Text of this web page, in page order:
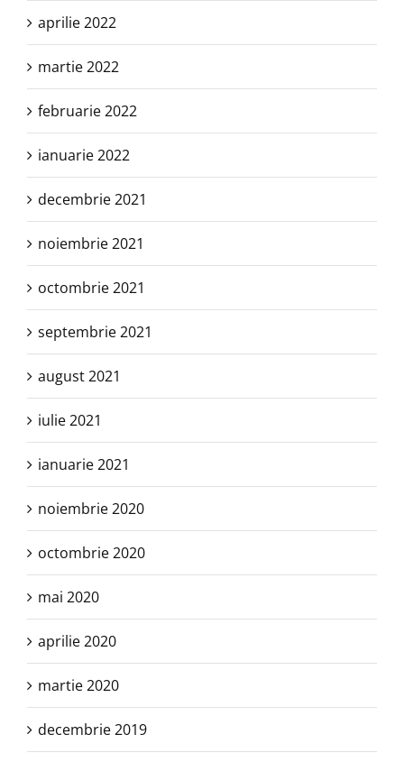
aprilie 2022
martie 2022
februarie 2022
ianuarie 2022
decembrie 2021
noiembrie 2021
octombrie 2021
septembrie 2021
august 2021
iulie 2021
ianuarie 2021
noiembrie 2020
octombrie 2020
mai 2020
aprilie 2020
martie 2020
decembrie 2019